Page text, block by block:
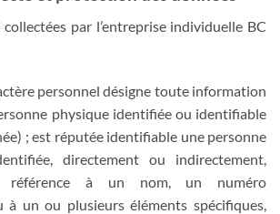
par l’entreprise individuelle BC
personnel désigne toute information
physique identifiée ou identifiable
; est réputée identifiable une personne
directement ou indirectement,
référence à un nom, un numéro
à un ou plusieurs éléments spécifiques,